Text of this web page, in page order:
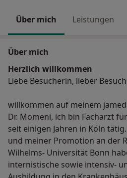
Über mich Leistungen
Über mich
Herzlich willkommen
Liebe Besucherin, lieber
willkommen auf meinem
Dr. Momeni, ich bin Facharzt
seit einigen Jahren in Köln
und meiner Promotion an der
Wilhelms- Universität Bonn
internistische sowie intensiv-